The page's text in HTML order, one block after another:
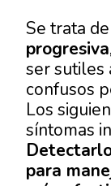
Se trata
progresiva
ser sutiles
confusos
Los
síntomas
para